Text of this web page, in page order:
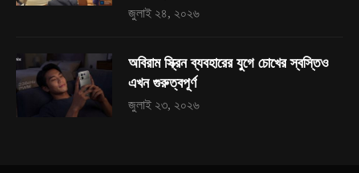
জুলাই ২৪, ২০২৬
অবিরাম স্ক্রিন ব্যবহারের যুগে চোখের স্বস্তিও
এখন গুরুত্বপূর্ণ
জুলাই ২৩, ২০২৬